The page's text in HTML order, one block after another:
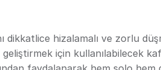
dikkatlice hizalamalı ve zorlu
için kullanılabilecek